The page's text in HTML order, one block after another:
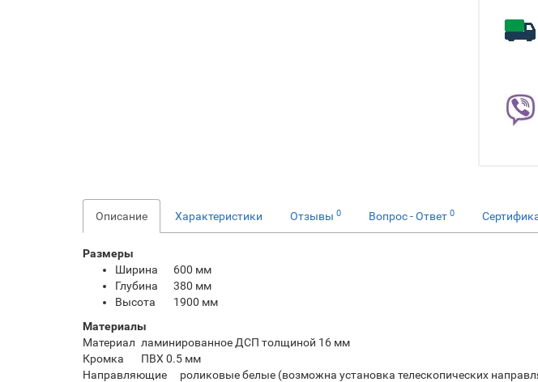
Описание Характеристики Отзывы 0 Вопрос - Ответ 0
Размеры
Ширина
600 мм
Глубина
380 мм
Высота
1900 мм
Материалы
Материал ламинированное ДСП толщиной 16 мм
Кромка
ПВХ 0.5 мм
Направляющие
роликовые белые (возможна установка телескопических